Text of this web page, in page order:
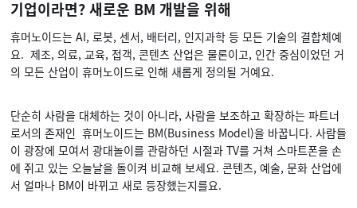
기업이라면? 새로운 BM 개발을 위해
휴머노이드는 AI, 로봇, 센서, 배터리, 인지과학 등 모든 기술의 결합체예
요. 제조, 의료, 교육, 접객, 콘텐츠 산업은 물론이고, 인간 중심이었던 거
의 모든 산업이 휴머노이드로 인해 새롭게 정의될 거예요.
단순히 사람을 대체하는 것이 아니라, 사람을 보조하고 확장하는 파트너
로서의 존재인 휴머노이드는 BM(Business Model)을 바꿉니다. 사람들
이 광장에 모여서 광대놀이를 관람하던 시절과 TV를 거쳐 스마트폰을 손
에 쥐고 있는 오늘날을 돌이켜 비교해 보세요. 콘텐츠, 예술, 문화 산업에
서 얼마나 BM이 바뀌고 새로 등장했는지를요.